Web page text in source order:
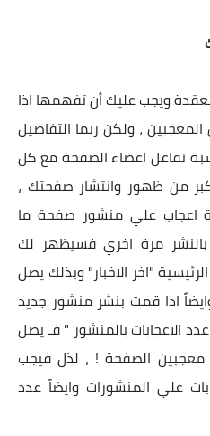
ويجب عليك أن تفهمها اذا
، ولكن ربما التفاصيل
تفاعل اعضاء الصفحة مع كل
من ظهور وانتشار صفحتك ،
اعجاب علي منشور صفحة ما
مرة اخري فسيظهر لك
"اخر الاخبار" وبذلك يصل
اذا قمت بنشر منشور جديد
الاعجابات بالمنشور " فـ يصل
معجبين الصفحة ! ، لذل فيجب
علي المنشورات وايضاً عدد